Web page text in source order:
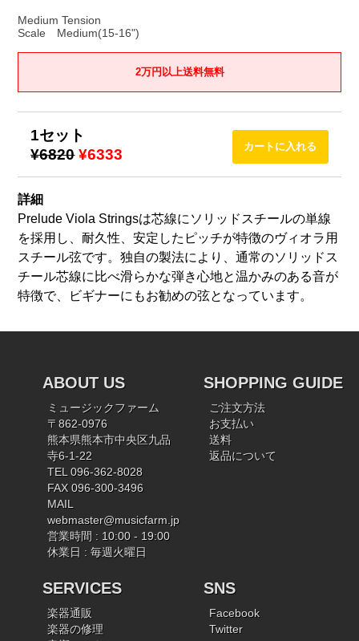
Medium Tension
Scale Medium(15-16")
2万円以上送料無料
1セット
¥6820 ¥6333
詳細
Prelude Viola Stringsは芯線にソリッドスチールの単線
を採用し、耐久性、安定したピッチが特徴のヴィオラ用
スチール弦です。独自の製法により、通常のソリッドス
チール芯線に比べ滑らかな弾き心地と温かみのある音が
特徴で、ビギナーにもお勧めの弦となっています。
ABOUT US
ミュージックファーム
〒862-0976
熊本県熊本市中央区九品
寺6-1-22
TEL 096-362-8028
FAX 096-300-3496
MAIL
webmaster@musicfarm.jp
営業時間 : 10:00 - 19:00
休業日 : 毎週火曜日
SHOPPING GUIDE
ご注文方法
お支払い
送料
返品について
SERVICES
楽器通販
楽器の修理
SNS
Facebook
Twitter